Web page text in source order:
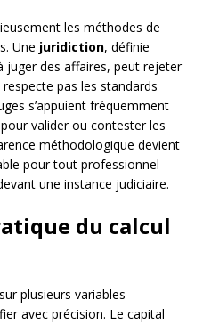
les méthodes de
Une juridiction, définie
juger des affaires, peut rejeter
respecte pas les standards
s’appuient fréquemment
valider ou contester les
méthodologique devient
pour tout professionnel
une instance judiciaire.
du calcul
plusieurs variables
avec précision. Le capital